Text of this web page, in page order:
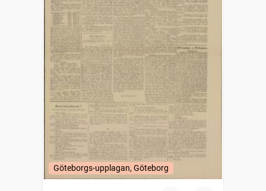
Göteborgs-upplagan, Göteborg